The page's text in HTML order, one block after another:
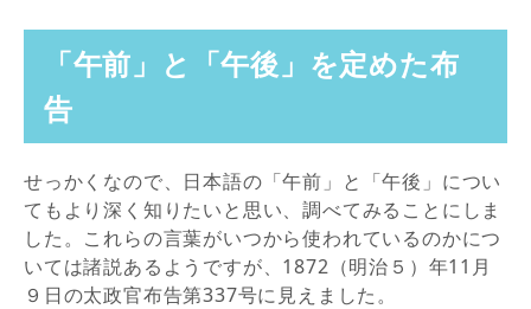
「午前」と「午後」を定めた布
告
せっかくなので、日本語の「午前」と「午後」につい
てもより深く知りたいと思い、調べてみることにしま
した。これらの言葉がいつから使われているのかにつ
いては諸説あるようですが、1872（明治５）年11月
９日の太政官布告第337号に見えました。